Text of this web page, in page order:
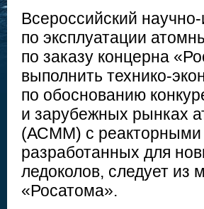
Всероссийский
по эксплуатации
по заказу концерна
выполнить технико-
по обоснованию
и зарубежных рынках
(АСММ) с
разработанных для
ледоколов, следует из
«Росатома».